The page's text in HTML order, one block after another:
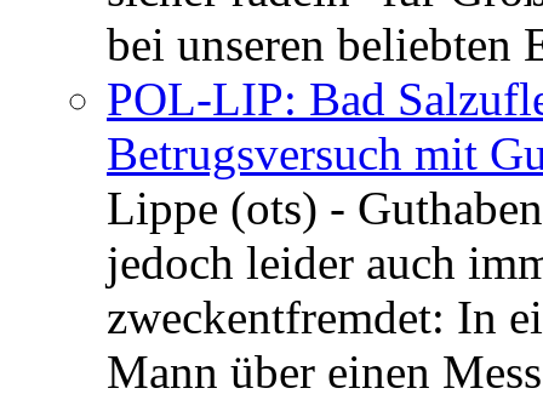
bei unseren beliebten
POL-LIP: Bad
Betrugsversuch mit
Lippe (ots) -
jedoch leider auch
zweckentfremdet: In
Mann über einen